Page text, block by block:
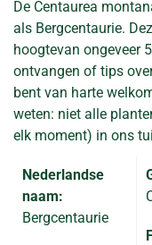
De Centaurea
als Bergcentaurie.
hoogtevan ongeveer
ontvangen of tips
bent van harte
weten: niet alle
elk moment) in ons
Nederlandse
naam:
Bergcentaurie